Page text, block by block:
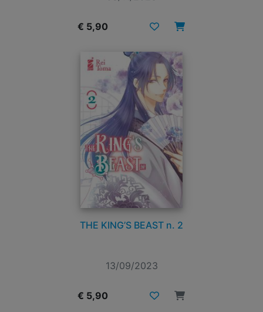
€ 5,90
THE KING’S BEAST n. 2
13/09/2023
€ 5,90